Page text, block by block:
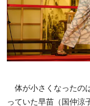
体が小さくなったの
っていた早苗（国仲涼